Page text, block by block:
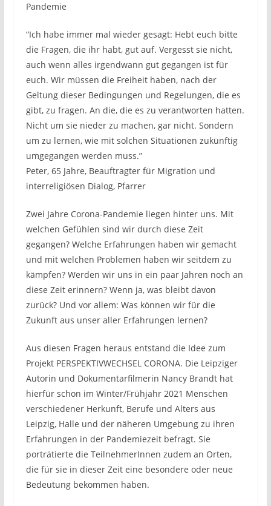
Pandemie
“Ich habe immer mal wieder gesagt: Hebt euch bitte
die Fragen, die ihr habt, gut auf. Vergesst sie nicht,
auch wenn alles irgendwann gut gegangen ist für
euch. Wir müssen die Freiheit haben, nach der
Geltung dieser Bedingungen und Regelungen, die es
gibt, zu fragen. An die, die es zu verantworten hatten.
Nicht um sie nieder zu machen, gar nicht. Sondern
um zu lernen, wie mit solchen Situationen zukünftig
umgegangen werden muss.”
Peter, 65 Jahre, Beauftragter für Migration und
interreligiösen Dialog, Pfarrer
Zwei Jahre Corona-Pandemie liegen hinter uns. Mit
welchen Gefühlen sind wir durch diese Zeit
gegangen? Welche Erfahrungen haben wir gemacht
und mit welchen Problemen haben wir seitdem zu
kämpfen? Werden wir uns in ein paar Jahren noch an
diese Zeit erinnern? Wenn ja, was bleibt davon
zurück? Und vor allem: Was können wir für die
Zukunft aus unser aller Erfahrungen lernen?
Aus diesen Fragen heraus entstand die Idee zum
Projekt PERSPEKTIVWECHSEL CORONA. Die Leipziger
Autorin und Dokumentarfilmerin Nancy Brandt hat
hierfür schon im Winter/Frühjahr 2021 Menschen
verschiedener Herkunft, Berufe und Alters aus
Leipzig, Halle und der näheren Umgebung zu ihren
Erfahrungen in der Pandemiezeit befragt. Sie
porträtierte die TeilnehmerInnen zudem an Orten,
die für sie in dieser Zeit eine besondere oder neue
Bedeutung bekommen haben.